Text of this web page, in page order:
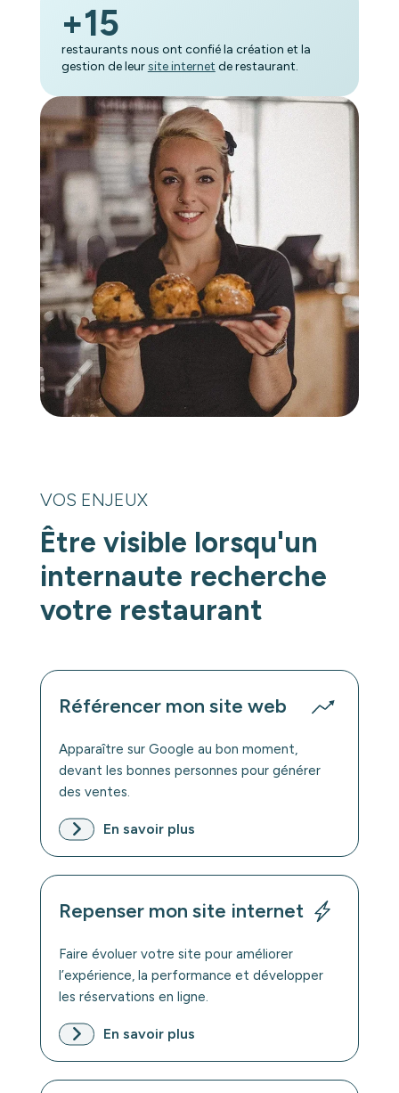
+15
restaurants nous ont confié la création et la
gestion de leursite internet de restaurant.
VOS ENJEUX
Être visible lorsqu'un
internaute recherche
votre restaurant
Référencer mon site web
Apparaître sur Google au bon moment,
devant les bonnes personnes pour générer
des ventes.
En savoir plus
Repenser mon site internet
Faire évoluer votre site pour améliorer
l’expérience, la performance et développer
les réservations en ligne.
En savoir plus